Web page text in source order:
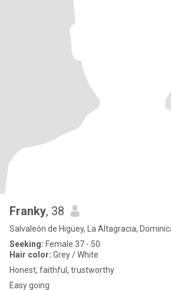
Franky, 38
Salvaleón de Higüey, La Altagracia,
Seeking: Female 37 - 50
Hair color: Grey / White
Honest, faithful, trustworthy
Easy going